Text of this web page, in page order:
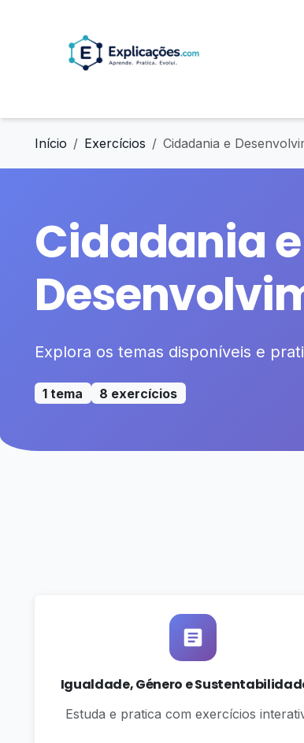
Início Exercícios Cidadania e
Cidadania e
Explora os temas disponíveis e
1 tema 8 exercícios
Igualdade, Género e
Estuda e pratica com exercícios